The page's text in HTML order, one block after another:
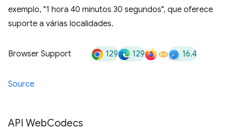
exemplo, "1 hora 40 minutos 30 segundos", que oferece
suporte a várias localidades.
Browser Support 129 129 16.4
Source
API WebCodecs